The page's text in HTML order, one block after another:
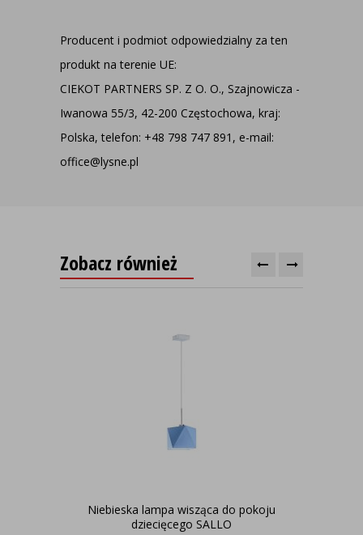
Producent i podmiot odpowiedzialny za ten
produkt na terenie UE:
CIEKOT PARTNERS SP. Z O. O., Szajnowicza -
Iwanowa 55/3, 42-200 Częstochowa, kraj:
Polska, telefon: +48 798 747 891, e-mail:
office@lysne.pl
Zobacz również
Niebieska lampa wisząca do pokoju
dziecięcego SALLO